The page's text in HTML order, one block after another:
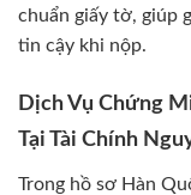
chuẩn giấy tờ, giúp
tin cậy khi nộp.
Dịch Vụ Chứng
Tại Tài Chính
Trong hồ sơ Hàn